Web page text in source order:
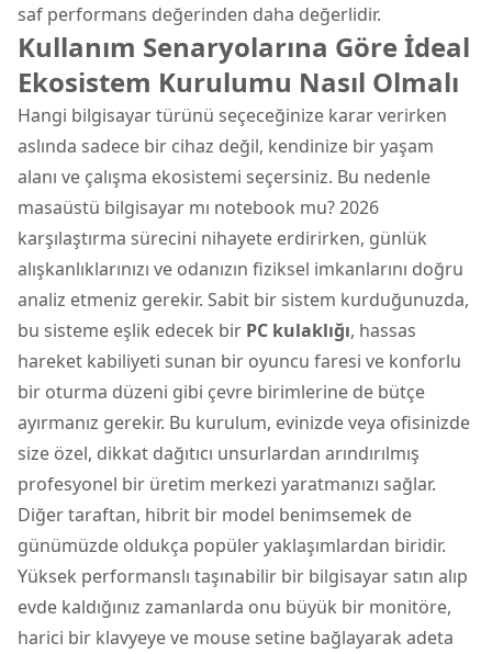
saf performans değerinden daha değerlidir.
Kullanım Senaryolarına Göre İdeal
Ekosistem Kurulumu Nasıl Olmalı
Hangi bilgisayar türünü seçeceğinize karar verirken
aslında sadece bir cihaz değil, kendinize bir yaşam
alanı ve çalışma ekosistemi seçersiniz. Bu nedenle
masaüstü bilgisayar mı notebook mu? 2026
karşılaştırma sürecini nihayete erdirirken, günlük
alışkanlıklarınızı ve odanızın fiziksel imkanlarını doğru
analiz etmeniz gerekir. Sabit bir sistem kurduğunuzda,
bu sisteme eşlik edecek bir PC kulaklığı, hassas
hareket kabiliyeti sunan bir oyuncu faresi ve konforlu
bir oturma düzeni gibi çevre birimlerine de bütçe
ayırmanız gerekir. Bu kurulum, evinizde veya ofisinizde
size özel, dikkat dağıtıcı unsurlardan arındırılmış
profesyonel bir üretim merkezi yaratmanızı sağlar.
Diğer taraftan, hibrit bir model benimsemek de
günümüzde oldukça popüler yaklaşımlardan biridir.
Yüksek performanslı taşınabilir bir bilgisayar satın alıp
evde kaldığınız zamanlarda onu büyük bir monitöre,
harici bir klavyeye ve mouse setine bağlayarak adeta